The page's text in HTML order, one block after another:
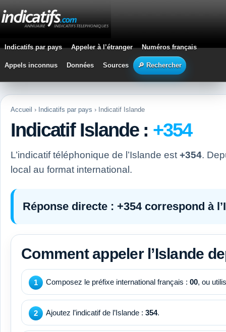
Indicatifs par pays Appeler à l’étranger Numéros français
Appels inconnus Données Sources 🔎 Rechercher
Accueil › Indicatifs par pays › Indicatif Islande
Indicatif Islande : +354
L’indicatif téléphonique de l’Islande est +354.
local au format international.
Réponse directe : +354correspond à
Comment appeler l’Islande
Composez le préfixe international français : 00, ou
Ajoutez l’indicatif de l’Islande : 354.